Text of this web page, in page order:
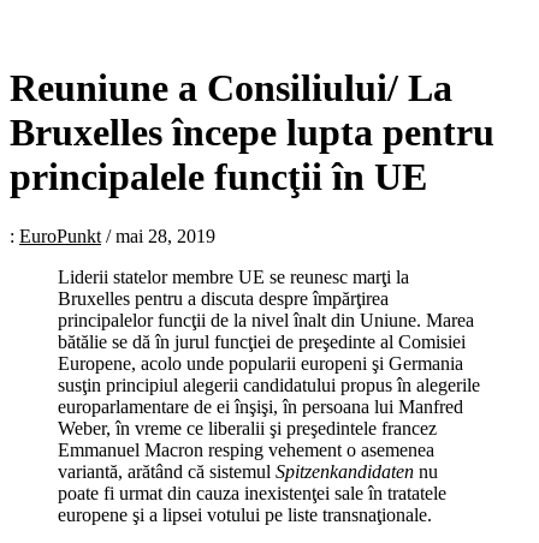
Reuniune a Consiliului/ La
Bruxelles începe lupta pentru
principalele funcţii în UE
: EuroPunkt /mai 28, 2019
Liderii statelor membre UE se reunesc marţi la
Bruxelles pentru a discuta despre împărţirea
principalelor funcţii de la nivel înalt din Uniune. Marea
bătălie se dă în jurul funcţiei de preşedinte al Comisiei
Europene, acolo unde popularii europeni şi Germania
susţin principiul alegerii candidatului propus în alegerile
europarlamentare de ei înşişi, în persoana lui Manfred
Weber, în vreme ce liberalii şi preşedintele francez
Emmanuel Macron resping vehement o asemenea
variantă, arătând că sistemul Spitzenkandidaten nu
poate fi urmat din cauza inexistenţei sale în tratatele
europene şi a lipsei votului pe liste transnaţionale.